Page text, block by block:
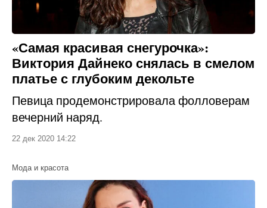
«Самая красивая снегурочка»:
Виктория Дайнеко снялась в смелом
платье с глубоким декольте
Певица продемонстрировала фолловерам
вечерний наряд.
22 дек 2020 14:22
Мода и красота